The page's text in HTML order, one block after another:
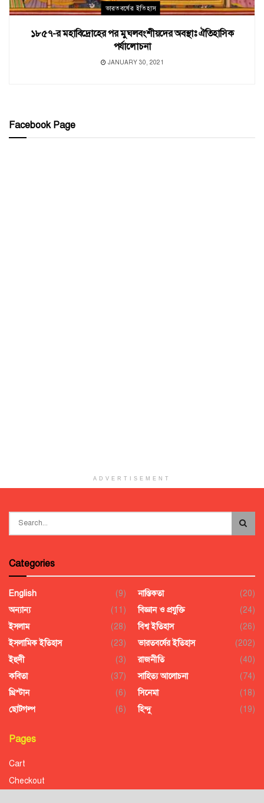
ভারতবর্ষের ইতিহাস
১৮৫৭-র মহাবিদ্রোহের পর মুঘলবংশীয়দের অবস্থাঃ ঐতিহাসিক
পর্যালোচনা
JANUARY 30, 2021
Facebook Page
ADVERTISEMENT
Categories
English
(9)
অন্যান্য
(11)
ইসলাম
(28)
ইসলামিক ইতিহাস
(23)
ইহুদী
(3)
কবিতা
(37)
খ্রিস্টান
(6)
ছোটগল্প
(6)
নাস্তিকতা
(20)
বিজ্ঞান ও প্রযুক্তি
(24)
বিশ্ব ইতিহাস
(26)
ভারতবর্ষের ইতিহাস
(202)
রাজনীতি
(40)
সাহিত্য আলোচনা
(74)
সিনেমা
(18)
হিন্দু
(19)
Pages
Cart
Checkout